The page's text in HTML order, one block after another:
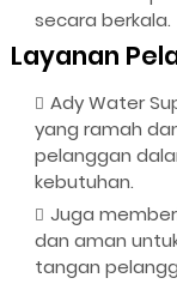
secara berkala.
Layanan
Ady Water
yang ramah
pelanggan
kebutuhan.
Juga
dan aman
tangan